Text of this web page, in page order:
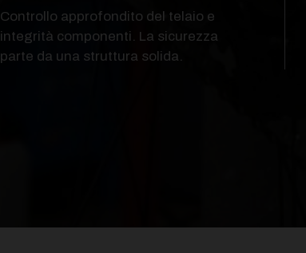
Controllo approfondito del telaio e
integrità componenti. La sicurezza
parte da una struttura solida.